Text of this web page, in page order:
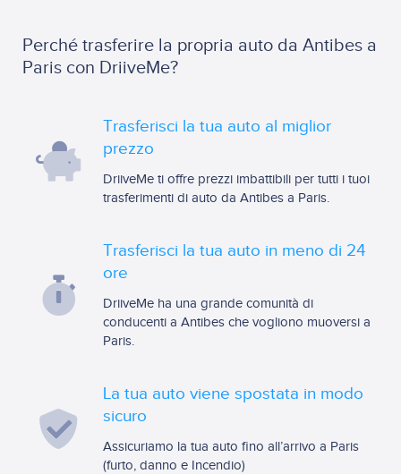
Perché trasferire la propria auto da Antibes a
Paris con DriiveMe?
Trasferisci la tua auto al miglior
prezzo
DriiveMe ti offre prezzi imbattibili per tutti i tuoi
trasferimenti di auto da Antibes a Paris.
Trasferisci la tua auto in meno di 24
ore
DriiveMe ha una grande comunità di
conducenti a Antibes che vogliono muoversi a
Paris.
La tua auto viene spostata in modo
sicuro
Assicuriamo la tua auto fino all’arrivo a Paris
(furto, danno e Incendio)